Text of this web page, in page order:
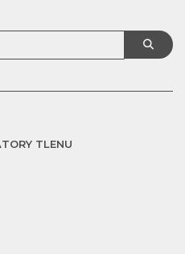
TLENU